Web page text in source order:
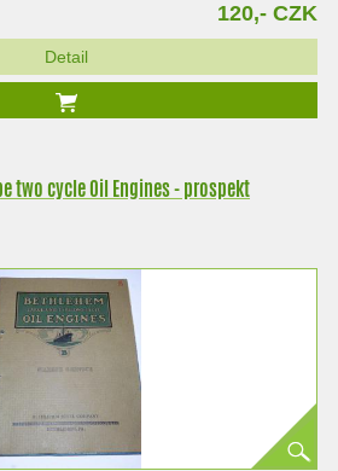
120,- CZK
Detail
two cycle Oil Engines - prospekt